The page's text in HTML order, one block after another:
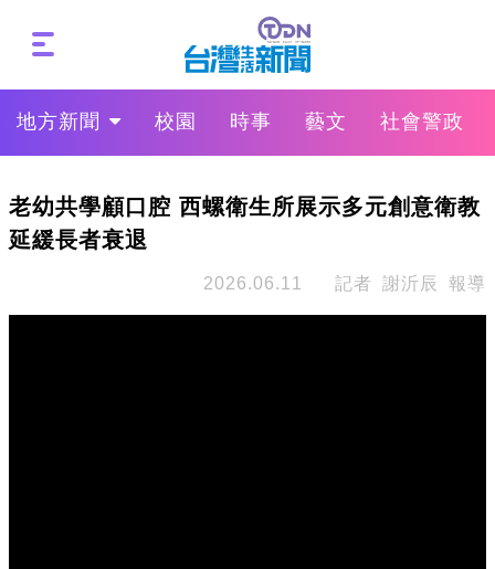
地方新聞 校園 時事 藝文 社會警政
老幼共學顧口腔 西螺衛生所展示多元創意衛教
延緩長者衰退
2026.06.11 記者 謝沂辰 報導